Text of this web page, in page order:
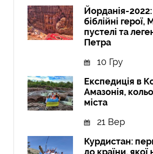
Йорданія-2022:
біблійні
пустелі та
Петра
10 Гру
Експедиція в
Амазонія,
міста
21 Вер
Курдистан:
до країни, якої